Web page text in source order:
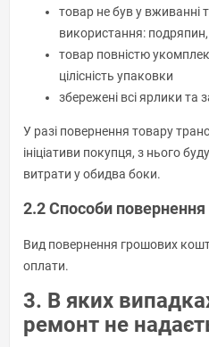
товар не був у вживанні
використання: подряпин,
товар повністю
цілісність упаковки
збережені всі ярлики та
У разі повернення товару
ініціативи покупця, з нього
витрати у обидва боки.
2.2 Способи
Вид повернення грошових
оплати.
3. В яких
ремонт не